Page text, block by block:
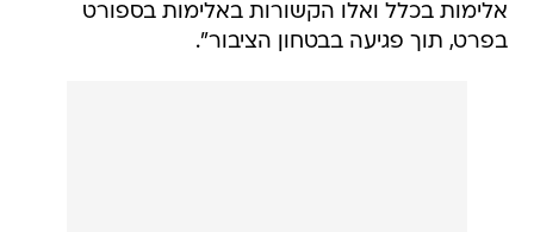
אלימות בכלל ואלו הקשורות באלימות בספורט
בפרט, תוך פגיעה בבטחון הציבור".